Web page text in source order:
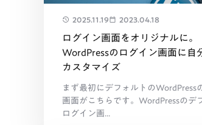
2025.11.19 2023.04.18
ログイン画面をオリジナルに。
WordPressのログイン画面に自
カスタマイズ
まず最初にデフォルトのWordPress
画面がこちらです。WordPressのデ
ログイン画...